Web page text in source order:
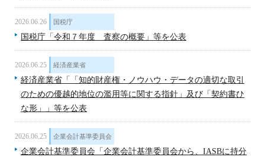
2026.06.26 国税庁
国税庁「令和７年度 査察の概要」等を公表
2026.06.25 経済産業省
経済産業省「「知的財産権・ノウハウ・データの適切な取引
のための優越的地位の濫用等に関する指針」及び「契約書ひ
な形」」等を公表
2026.06.25 企業会計基準委員会
企業会計基準委員会「企業会計基準委員会から、IASBに持分